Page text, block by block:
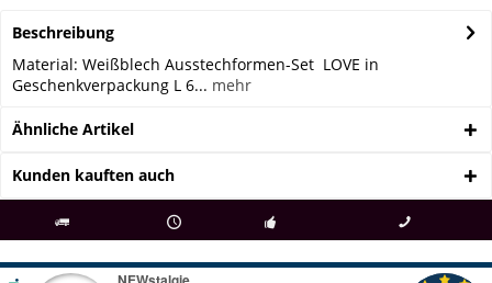
Beschreibung
Material: Weißblech Ausstechformen-Set LOVE in
Geschenkverpackung L 6... mehr
Ähnliche Artikel
Kunden kauften auch
ab € 69 Bestellwert seit 98 Jahren Fachgeschäft + telefonisch erreichbar
09497 1511